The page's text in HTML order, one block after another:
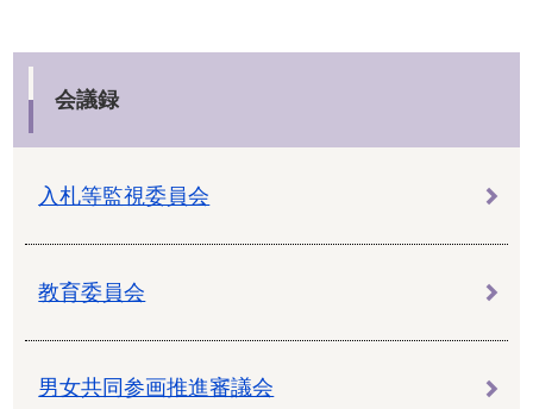
会議録
入札等監視委員会
教育委員会
男女共同参画推進審議会